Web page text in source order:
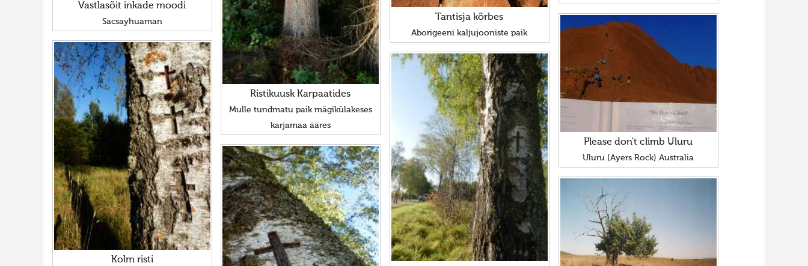
Ristikuusk Karpaatides
Mulle tundmatu paik mägikülakeses
karjamaa ääres
Vastlasõit inkade moodi
Sacsayhuaman Tantisja kõrbes
Aborigeeni kaljujooniste paik
Please don't climb Uluru
Uluru (Ayers Rock) Australia
Kolm risti